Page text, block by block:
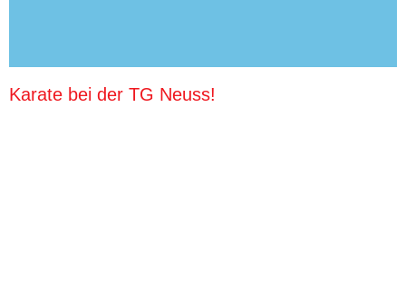
Karate bei der TG Neuss!